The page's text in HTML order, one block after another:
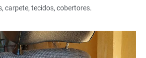
carpete, tecidos, cobertores.